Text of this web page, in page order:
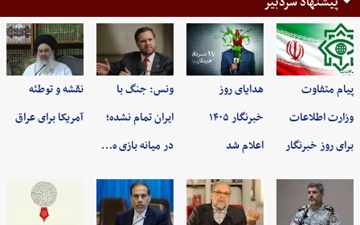
پیام متفاوت
وزارت اطلاعات
برای روز خبرنگار
هدایای روز
خبرنگار ۱۴۰۵
اعلام شد
ونس: جنگ با
ایران تمام نشده؛
در میانه بازی ه…
نقشه و توطئه
آمریکا برای عراق